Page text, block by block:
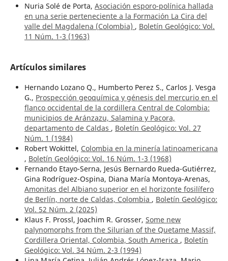
Nuria Solé de Porta, Asociación esporo-polínica hallada
en una serie perteneciente a la Formación La Cira del
valle del Magdalena (Colombia) , Boletín Geológico: Vol.
11 Núm. 1-3 (1963)
Artículos similares
Hernando Lozano Q., Humberto Perez S., Carlos J. Vesga
G., Prospección geoquímica y génesis del mercurio en el
flanco occidental de la cordillera Central de Colombia:
municipios de Aránzazu, Salamina y Pacora,
departamento de Caldas , Boletín Geológico: Vol. 27
Núm. 1 (1984)
Robert Wokittel, Colombia en la minería latinoamericana
, Boletín Geológico: Vol. 16 Núm. 1-3 (1968)
Fernando Etayo-Serna, Jesús Bernardo Rueda-Gutiérrez,
Gina Rodríguez-Ospina, Diana María Montoya-Arenas,
Amonitas del Albiano superior en el horizonte fosilífero
de Berlín, norte de Caldas, Colombia , Boletín Geológico:
Vol. 52 Núm. 2 (2025)
Klaus F. Prossl, Joachim R. Grosser, Some new
palynomorphs from the Silurian of the Quetame Massif,
Cordillera Oriental, Colombia, South America , Boletín
Geológico: Vol. 34 Núm. 2-3 (1994)